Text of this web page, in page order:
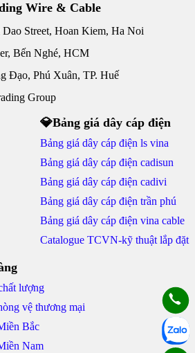
Wire & Cable
Street, Hoan Kiem, Ha Noi
Bến Nghé, HCM
Đạo, Phú Xuân, TP. Huế
Group
💎Bảng giá dây cáp điện
Bảng giá dây cáp điện ls vina
Bảng giá dây cáp điện cadisun
Bảng giá dây cáp điện cadivi
Bảng giá dây cáp điện trần phú
Bảng giá dây cáp điện vina cable
Catalogue TCVN-kỹ thuật lắp đặt
lượng
vệ thương mại
Bắc
Nam